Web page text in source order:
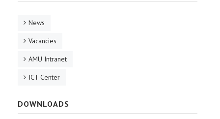
News
Vacancies
AMU Intranet
ICT Center
DOWNLOADS